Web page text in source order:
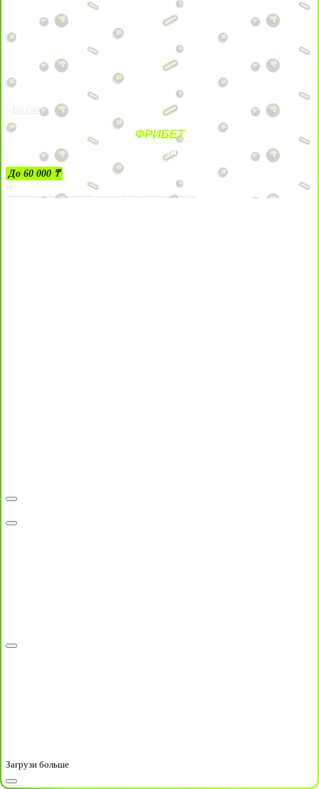
На сайт
ФРИБЕТ
ЗА ДЕПОЗИТЫ
До 60 000 ₸
21+
Лицензии №24514359, выданной комитетом индустрии туризма Министерства культуры и спорта Республики Казахстан срок до 27 сентября 2034 года.
Загрузи больше